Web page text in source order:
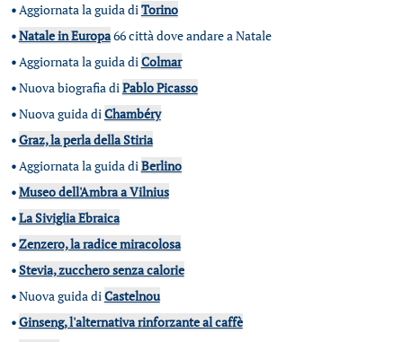
•Aggiornata la guida diTorino
•Natale in Europa66 città dove andare a Natale
•Aggiornata la guida diColmar
•Nuova biografia diPablo Picasso
•Nuova guida diChambéry
•Graz, la perla della Stiria
•Aggiornata la guida diBerlino
•Museo dell'Ambra a Vilnius
•La Siviglia Ebraica
•Zenzero, la radice miracolosa
•Stevia, zucchero senza calorie
•Nuova guida diCastelnou
•Ginseng, l'alternativa rinforzante al caffè